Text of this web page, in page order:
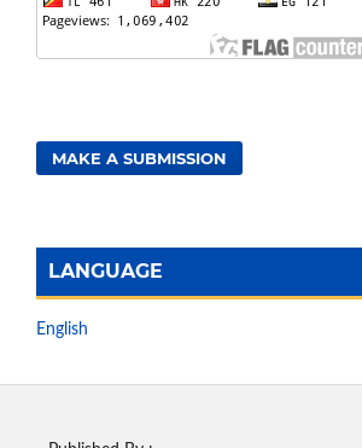
MAKE A SUBMISSION
LANGUAGE
English